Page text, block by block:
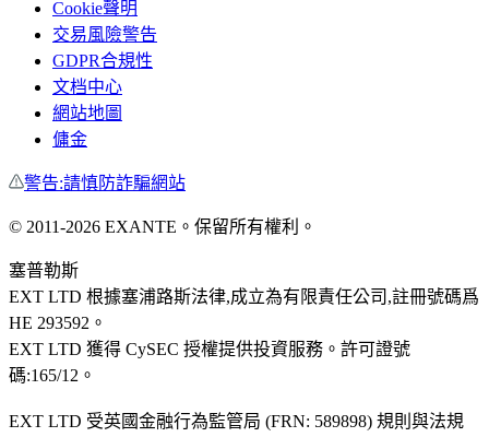
Cookie聲明
交易風險警告
GDPR合規性
文档中心
網站地圖
傭金
警告:請慎防詐騙網站
© 2011-2026 EXANTE。保留所有權利。
塞普勒斯
EXT LTD 根據塞浦路斯法律,成立為有限責任公司,註冊號碼爲
HE 293592。
EXT LTD 獲得 CySEC 授權提供投資服務。許可證號
碼:165/12。
EXT LTD 受英國金融行為監管局 (FRN: 589898) 規則與法規